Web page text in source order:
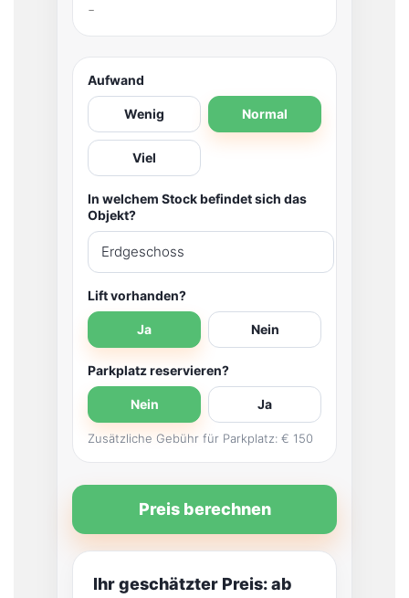
Aufwand
Wenig Normal
Viel
In welchem Stock befindet sich das
Objekt?
Lift vorhanden?
Ja Nein
Parkplatz reservieren?
Nein Ja
Zusätzliche Gebühr für Parkplatz: € 150
Preis berechnen
Ihr geschätzter Preis: ab